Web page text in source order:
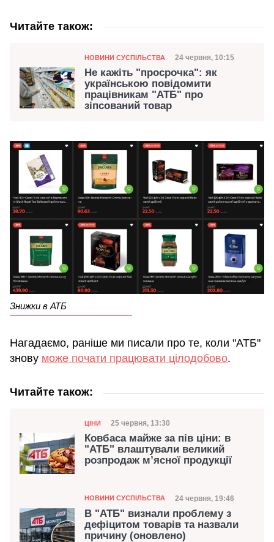
Читайте також:
Категорія
НОВИНИ СУСПІЛЬСТВА Дата публікації
24 червня, 10:15
Не кажіть "просрочка": як
українською повідомити
працівникам "АТБ" про
зіпсований товар
Знижки в АТБ
Нагадаємо, раніше ми писали про те, коли "АТБ"
знову може почати працювати цілодобово.
Читайте також:
Категорія
ЦІНИ Дата публікації
25 червня, 13:30
Ковбаса майже за пів ціни: в
"АТБ" влаштували великий
розпродаж м’ясної продукції
Категорія
НОВИНИ СУСПІЛЬСТВА Дата публікації
24 червня, 19:46
В "АТБ" визнали проблему з
дефіцитом товарів та назвали
причину (оновлено)